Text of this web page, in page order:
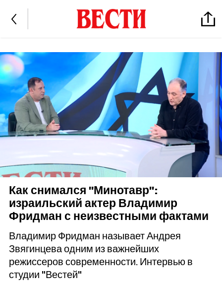
Как снимался "Минотавр":
израильский актер Владимир
Фридман с неизвестными фактами
Владимир Фридман называет Андрея
Звягинцева одним из важнейших
режиссеров современности. Интервью в
студии "Вестей"